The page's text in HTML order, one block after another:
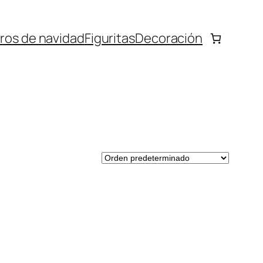
de navidadFiguritasDecoración